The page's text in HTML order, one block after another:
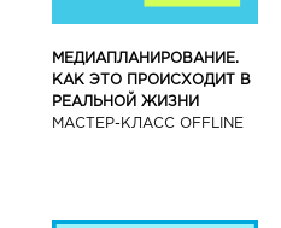
МЕДИАПЛАНИРОВАНИЕ.
КАК ЭТО ПРОИСХОДИТ В
РЕАЛЬНОЙ ЖИЗНИ
МАСТЕР-КЛАСС OFFLINE